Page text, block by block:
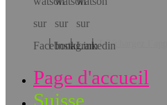
Téléchargez l’app!
Page d'accueil
Suisse